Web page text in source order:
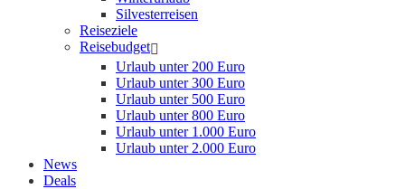
Silvesterreisen
Reiseziele
Reisebudget
Urlaub unter 200 Euro
Urlaub unter 300 Euro
Urlaub unter 500 Euro
Urlaub unter 800 Euro
Urlaub unter 1.000 Euro
Urlaub unter 2.000 Euro
News
Deals